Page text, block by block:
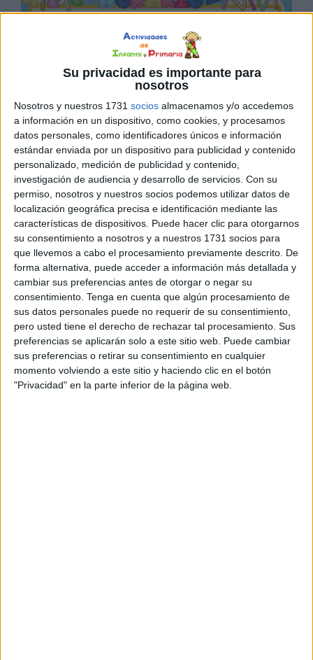
Su privacidad es importante para
nosotros
Nosotros y nuestros 1731 socios almacenamos y/o accedemos
a información en un dispositivo, como cookies, y procesamos
datos personales, como identificadores únicos e información
estándar enviada por un dispositivo para publicidad y contenido
personalizado, medición de publicidad y contenido,
investigación de audiencia y desarrollo de servicios. Con su
permiso, nosotros y nuestros socios podemos utilizar datos de
localización geográfica precisa e identificación mediante las
características de dispositivos. Puede hacer clic para otorgarnos
su consentimiento a nosotros y a nuestros 1731 socios para
que llevemos a cabo el procesamiento previamente descrito. De
forma alternativa, puede acceder a información más detallada y
cambiar sus preferencias antes de otorgar o negar su
consentimiento. Tenga en cuenta que algún procesamiento de
sus datos personales puede no requerir de su consentimiento,
pero usted tiene el derecho de rechazar tal procesamiento. Sus
preferencias se aplicarán solo a este sitio web. Puede cambiar
sus preferencias o retirar su consentimiento en cualquier
momento volviendo a este sitio y haciendo clic en el botón
"Privacidad" en la parte inferior de la página web.